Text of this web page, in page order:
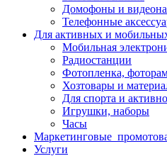
Домофоны и
Телефонные
Для активных и
Мобильная
Радиостанции
Фотопленка,
Хозтовары и
Для спорта и
Игрушки, наборы
Часы
Услуги